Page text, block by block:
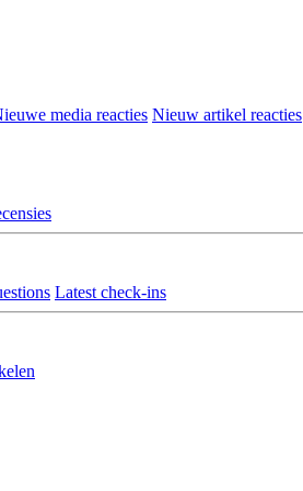
media reacties Nieuw artikel reacties
Latest check-ins